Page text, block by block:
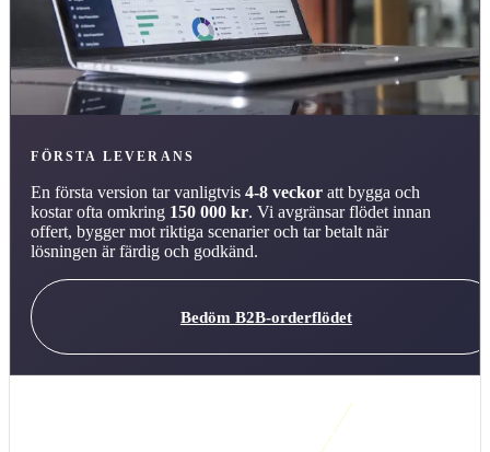
FÖRSTA LEVERANS
En första version tar vanligtvis4-8 veckor att bygga och
kostar ofta omkring 150 000 kr. Vi avgränsar flödet innan
offert, bygger mot riktiga scenarier och tar betalt när
lösningen är färdig och godkänd.
Bedöm B2B-orderflödet
Kort svar: när är den här integrationslösningen